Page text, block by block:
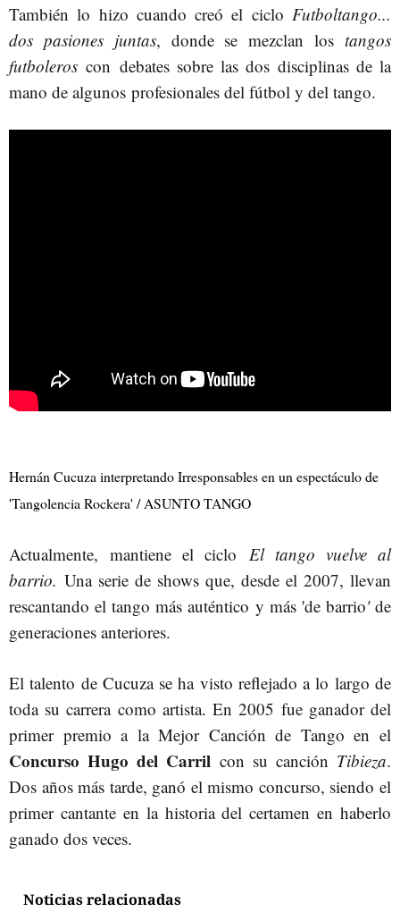
También lo hizo cuando creó el ciclo Futboltango...
dos pasiones juntas, donde se mezclan lostangos
futboleros con debates sobre las dos disciplinas de la
mano de algunos profesionales del fútbol y del tango.
Hernán Cucuza interpretando Irresponsables en un espectáculo de
'Tangolencia Rockera' / ASUNTO TANGO
Actualmente, mantiene el ciclo El tango vuelve al
barrio. Una serie de shows que, desde el 2007, llevan
rescantando el tango más auténtico y más 'de barrio'de
generaciones anteriores.
El talento de Cucuza se ha visto reflejado a lo largo de
toda su carrera como artista. En 2005 fue ganador del
primer premio a la Mejor Canción de Tango en el
Concurso Hugo del Carril con su canción Tibieza.
Dos años más tarde, ganó el mismo concurso, siendo el
primer cantante en la historia del certamen en haberlo
ganado dos veces.
Noticias relacionadas